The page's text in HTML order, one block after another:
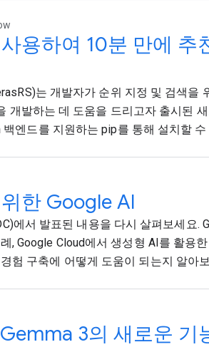
용하여 10분 만에 추
는 개발자가 순위 지정 및 검색을
개발하는 데 도움을 드리고자 출시된
엔드를 지원하는 pip를 통해 설치할 수
한 Google AI
에서 발표된 내용을 다시 살펴보세요.
, Google Cloud에서 생성형 AI를 활용
험 구축에 어떻게 도움이 되는지 알아
3의 새로운 기